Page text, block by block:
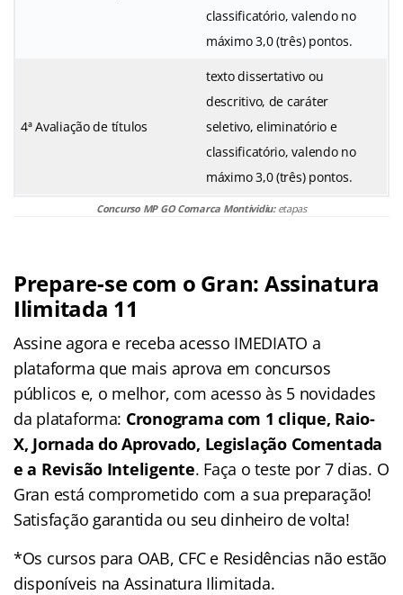
classificatório, valendo no
máximo 3,0 (três) pontos.
4ª Avaliação de títulos
texto dissertativo ou
descritivo, de caráter
seletivo, eliminatório e
classificatório, valendo no
máximo 3,0 (três) pontos.
Concurso MP GO Comarca Montividiu:etapas
Prepare-se com o Gran: Assinatura
Ilimitada 11
Assine agora e receba acesso IMEDIATO a
plataforma que mais aprova em concursos
públicos e, o melhor, com acesso às 5 novidades
da plataforma: Cronograma com 1 clique, Raio-
X, Jornada do Aprovado, Legislação Comentada
e a Revisão Inteligente. Faça o teste por 7 dias. O
Gran está comprometido com a sua preparação!
Satisfação garantida ou seu dinheiro de volta!
*Os cursos para OAB, CFC e Residências não estão
disponíveis na Assinatura Ilimitada.